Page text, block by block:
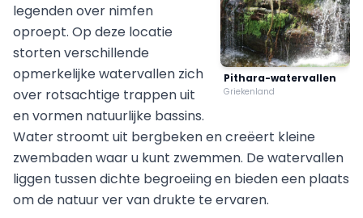
Pithara-watervallen
Griekenland
legenden over nimfen
oproept. Op deze locatie
storten verschillende
opmerkelijke watervallen zich
over rotsachtige trappen uit
en vormen natuurlijke bassins.
Water stroomt uit bergbeken en creëert kleine
zwembaden waar u kunt zwemmen. De watervallen
liggen tussen dichte begroeiing en bieden een plaats
om de natuur ver van drukte te ervaren.